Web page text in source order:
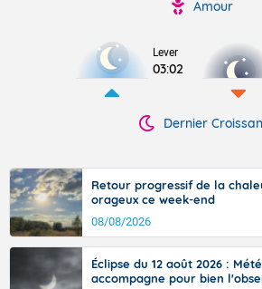
Amour
Lever
03:02
Dernier
Retour progressif de la
orageux ce week-end
08/08/2026
Éclipse du 12 août 2026 :
accompagne pour bien